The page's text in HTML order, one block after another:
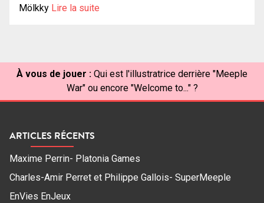
Mölkky Lire la suite
À vous de jouer : Qui est l'illustratrice derrière "Meeple
War" ou encore "Welcome to..." ?
ARTICLES RÉCENTS
Maxime Perrin- Platonia Games
Charles-Amir Perret et Philippe Gallois- SuperMeeple
EnVies EnJeux